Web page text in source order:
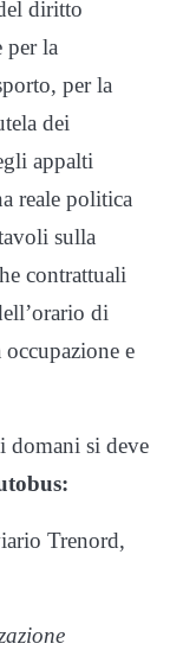
diritto
per la
per la
dei
appalti
reale politica
sulla
contrattuali
di
e
domani si deve
Trenord,